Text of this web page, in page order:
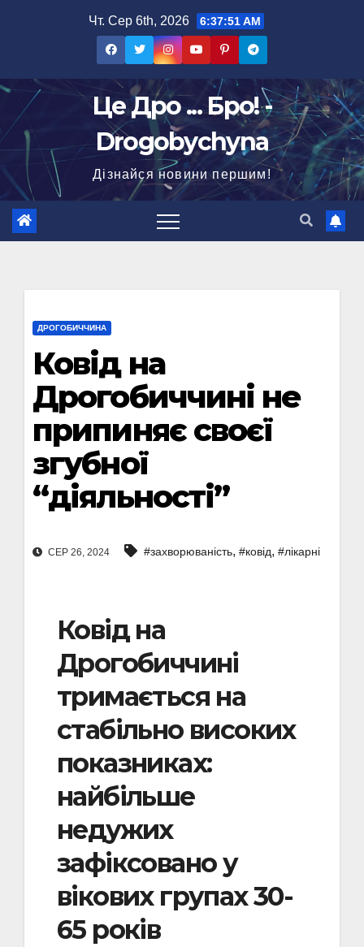
Чт. Сер 6th, 2026 6:37:51 AM
Це Дро ... Бро! -
Drogobychyna
Дізнайся новини першим!
ДРОГОБИЧЧИНА
Ковід на
Дрогобиччині не
припиняє своєї
згубної
“діяльності”
СЕР 26, 2024 #захворюваність, #ковід, #лікарні
Ковід на
Дрогобиччині
тримається на
стабільно високих
показниках:
найбільше
недужих
зафіксовано у
вікових групах 30-
65 років